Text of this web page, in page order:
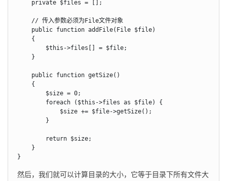
    private $files = [];
    // 传入参数必须为File文件对象
    public function addFile(File $file)
    {
        $this->files[] = $file;
    }
    public function getSize()
    {
        $size = 0;
        foreach ($this->files as $file) {
            $size += $file->getSize();
        }
        return $size;
    }
}
然后，我们就可以计算目录的大小，它等于目录下所有文件大